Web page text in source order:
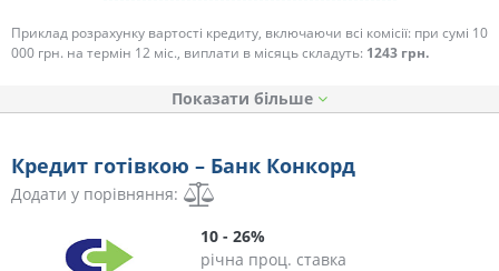
Приклад розрахунку вартості кредиту, включаючи всі комісії: при сумі 10
000 грн. на термін 12 міс., виплати в місяць складуть: 1243 грн.
Показати
Кредит готівкою – Банк Конкорд
Додати у порівняння:
10 - 26%
річна проц. ставка